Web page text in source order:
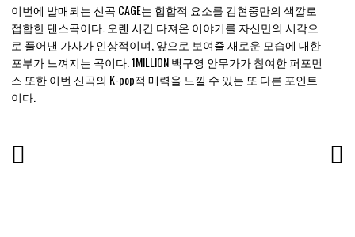
이번에 발매되는 신곡 CAGE는 힙합적 요소를 김현중만의 색깔로
접합한 댄스곡이다. 오랜 시간 다져온 이야기를 자신만의 시각으
로 풀어낸 가사가 인상적이며, 앞으로 보여줄 새로운 모습에 대한
포부가 느껴지는 곡이다. 1MILLION 백구영 안무가가 참여한 퍼포먼
스 또한 이번 신곡의 K-pop적 매력을 느낄 수 있는 또 다른 포인트
이다.